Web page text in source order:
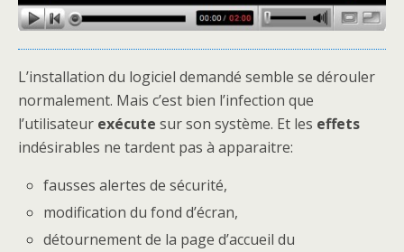
L’installation du logiciel demandé semble se dérouler
normalement. Mais c’est bien l’infection que
l’utilisateur exécute sur son système. Et les effets
indésirables ne tardent pas à apparaitre:
fausses alertes de sécurité,
modification du fond d’écran,
détournement de la page d’accueil du